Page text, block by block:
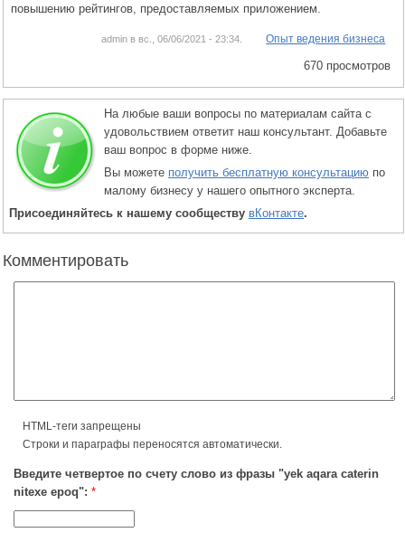
повышению рейтингов, предоставляемых приложением.
admin в вс., 06/06/2021 - 23:34. Опыт ведения бизнеса
670 просмотров
На любые ваши вопросы по материалам сайта с
удовольствием ответит наш консультант. Добавьте
ваш вопрос в форме ниже.
Вы можете получить бесплатную консультацию по
малому бизнесу у нашего опытного эксперта.
Присоединяйтесь к нашему сообществу вКонтакте.
Комментировать
HTML-теги запрещены
Строки и параграфы переносятся автоматически.
Введите четвертое по счету слово из фразы "yek aqara caterin
nitexe epoq": *